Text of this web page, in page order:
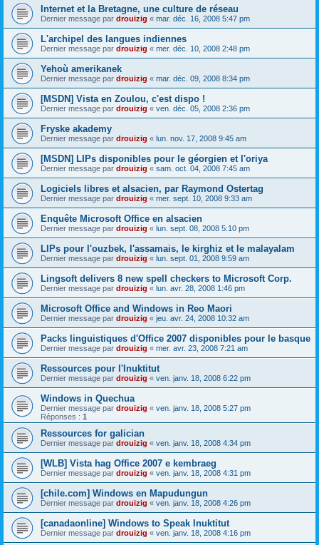
Internet et la Bretagne, une culture de réseau
Dernier message par drouizig « mar. déc. 16, 2008 5:47 pm
L'archipel des langues indiennes
Dernier message par drouizig « mer. déc. 10, 2008 2:48 pm
Yehoù amerikanek
Dernier message par drouizig « mar. déc. 09, 2008 8:34 pm
[MSDN] Vista en Zoulou, c'est dispo !
Dernier message par drouizig « ven. déc. 05, 2008 2:36 pm
Fryske akademy
Dernier message par drouizig « lun. nov. 17, 2008 9:45 am
[MSDN] LIPs disponibles pour le géorgien et l'oriya
Dernier message par drouizig « sam. oct. 04, 2008 7:45 am
Logiciels libres et alsacien, par Raymond Ostertag
Dernier message par drouizig « mer. sept. 10, 2008 9:33 am
Enquête Microsoft Office en alsacien
Dernier message par drouizig « lun. sept. 08, 2008 5:10 pm
LIPs pour l'ouzbek, l'assamais, le kirghiz et le malayalam
Dernier message par drouizig « lun. sept. 01, 2008 9:59 am
Lingsoft delivers 8 new spell checkers to Microsoft Corp.
Dernier message par drouizig « lun. avr. 28, 2008 1:46 pm
Microsoft Office and Windows in Reo Maori
Dernier message par drouizig « jeu. avr. 24, 2008 10:32 am
Packs linguistiques d'Office 2007 disponibles pour le basque
Dernier message par drouizig « mer. avr. 23, 2008 7:21 am
Ressources pour l'Inuktitut
Dernier message par drouizig « ven. janv. 18, 2008 6:22 pm
Windows in Quechua
Dernier message par drouizig « ven. janv. 18, 2008 5:27 pm
Réponses : 1
Ressources for galician
Dernier message par drouizig « ven. janv. 18, 2008 4:34 pm
[WLB] Vista hag Office 2007 e kembraeg
Dernier message par drouizig « ven. janv. 18, 2008 4:31 pm
[chile.com] Windows en Mapudungun
Dernier message par drouizig « ven. janv. 18, 2008 4:26 pm
[canadaonline] Windows to Speak Inuktitut
Dernier message par drouizig « ven. janv. 18, 2008 4:16 pm